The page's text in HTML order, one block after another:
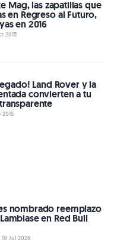
Mag, las zapatillas que
en Regreso al Futuro,
en 2016
2015
Land Rover y la
convierten a tu
nombrado reemplazo
en Red Bull
Jul 2026